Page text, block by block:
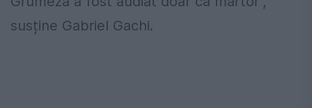
susține Gabriel Gachi.